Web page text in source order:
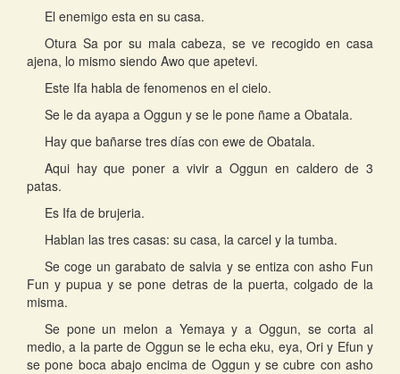
El enemigo esta en su casa.
Otura Sa por su mala cabeza, se ve recogido en casa
ajena, lo mismo siendo Awo que apetevi.
Este Ifa habla de fenomenos en el cielo.
Se le da ayapa a Oggun y se le pone ñame a Obatala.
Hay que bañarse tres días con ewe de Obatala.
Aqui hay que poner a vivir a Oggun en caldero de 3
patas.
Es Ifa de brujeria.
Hablan las tres casas: su casa, la carcel y la tumba.
Se coge un garabato de salvia y se entiza con asho Fun
Fun y pupua y se pone detras de la puerta, colgado de la
misma.
Se pone un melon a Yemaya y a Oggun, se corta al
medio, a la parte de Oggun se le echa eku, eya, Ori y Efun y
se pone boca abajo encima de Oggun y se cubre con asho